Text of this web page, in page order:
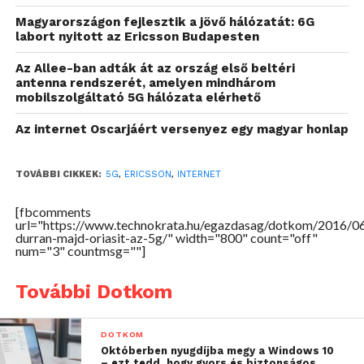
szoftveralapú innovációk, amelyek a lényeges 5G
technológiai koncepciókat vezetik be a jelenlegi
celluláris hálózatokba.
Az 5G-alkalmazások a meglévő hálózatokat
fogják használni
miatt, valamint az új, kis teljesítményű, nagy
kiterjedésű hálózati (LPWA) alkalmazások miatt a
Dolgok Internetéhez (IoT). 2019-re az LTE lesz a
világszerte, és 2021 végére el fogja érni a 4,3 milliárd
Ezzel párhuzamosan az 5G fejlesztésének részét
Magyarországon fejlesztik a jövő hálózatát: 6G
labort nyitott az Ericsson Budapesten
Az Allee-ban adták át az ország első beltéri
antenna rendszerét, amelyen mindhárom
mobilszolgáltató 5G hálózata elérhető
Az internet Oscarjáért versenyez egy magyar honlap
TOVÁBBI CIKKEK: 5G, ERICSSON, INTERNET
[fbcomments
url="https://www.technokrata.hu/egazdasag/dotkom/2016/
durran-majd-oriasit-az-5g/" width="800" count="off"
num="3" countmsg=""]
További Dotkom
DOTKOM
Októberben nyugdíjba megy a Windows 10